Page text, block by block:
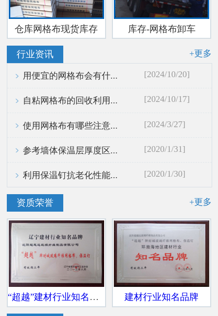
仓库网格布现货库存 库存-网格布卸车
行业资讯 +更多
[2024/10/20]
用便宜的网格布会有什...
[2024/10/17]
自粘网格布的回收利用...
[2024/3/27]
使用网格布有哪些注意...
[2020/1/31]
参考墙体保温层厚度区...
[2020/1/30]
利用保温钉抗老化性能...
资质荣誉 +更多
“超越”建材行业知名品牌 建材行业知名品牌